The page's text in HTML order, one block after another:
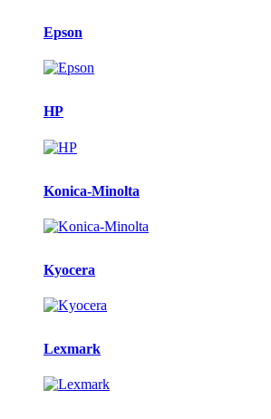
Epson
HP
Konica-Minolta
Kyocera
Lexmark